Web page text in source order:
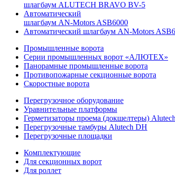
шлагбаум ALUTECH BRAVO BV-5
Автоматический
шлагбаум AN-Motors ASB6000
Автоматический шлагбаум AN-Motors ASB6
Промышленные ворота
Серии промышленных ворот «АЛЮТЕХ»
Панорамные промышленные ворота
Противопожарные секционные ворота
Скоростные ворота
Перегрузочное оборудование
Уравнительные платформы
Герметизаторы проема (докшелтеры)
Перегрузочные тамбуры Alutech DH
Перегрузочные площадки
Комплектующие
Для секционных ворот
Для роллет